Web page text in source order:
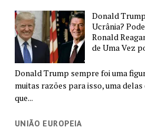
Donald
Ucrânia?
Ronald
de Uma Vez
Donald Trump sempre foi uma
muitas razões para isso, uma delas
que...
UNIÃO EUROPEIA